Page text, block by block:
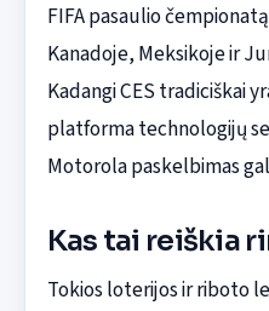
FIFA pasaulio
Kanadoje, Meksikoje ir
Kadangi CES tradiciškai
platforma technologijų
Motorola paskelbimas
Kas tai reiškia
Tokios loterijos ir riboto